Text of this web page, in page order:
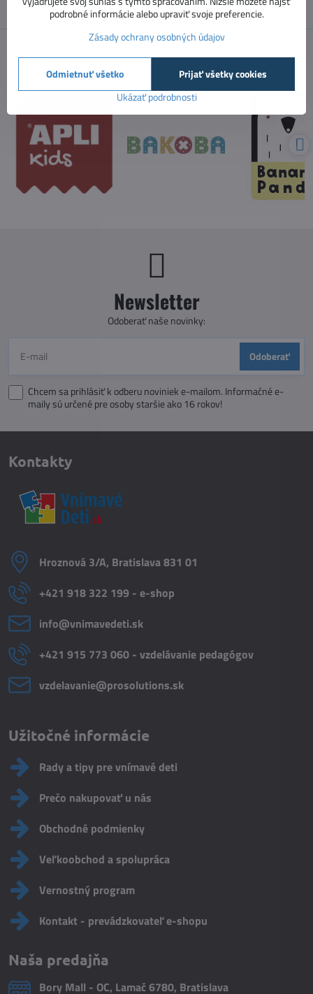
Značky
Newsletter
Odoberať naše novinky:
Odoberať
Chcem sa prihlásiť k odberu noviniek e-mailom. Informačné e-
maily sú určené pre osoby staršie ako 16 rokov!
Kontakty
Hroznová 3/A, Bratislava 831 01
+421 918 322 199 - e-shop
info​@vnimavedeti​.sk
+421 915 773 060 - vzdelávanie pedagógov
vzdelavanie​@prosolutions​.sk
Užitočné informácie
Rady a tipy pre vnímavé deti
Prečo nakupovať u nás
Obchodné podmienky
Veľkoobchod a spolupráca
Vernostný program
Kontakt - prevádzkovateľ e-shopu
Naša predajňa
Bory Mall - OC, Lamač 6780, Bratislava
podrobné informácie alebo upraviť svoje preferencie.
Zásady ochrany osobných údajov
Ukázať podrobnosti
Prijať všetky cookies
Odmietnuť všetko